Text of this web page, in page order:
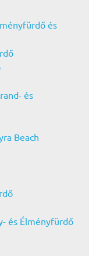
és
és
Beach
és Élményfürdő